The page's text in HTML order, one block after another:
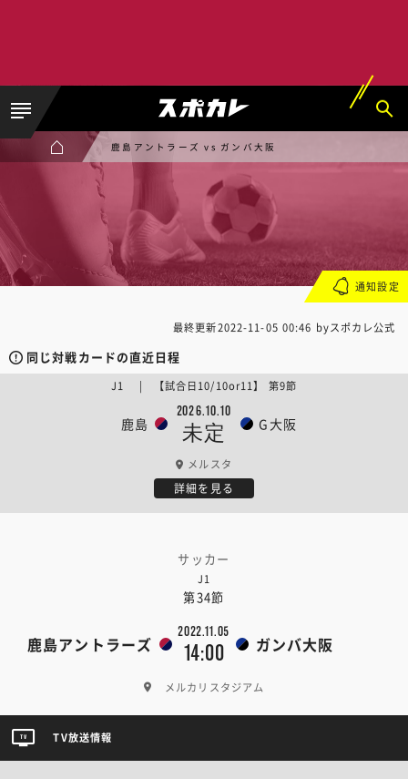
鹿島アントラーズ vs ガンバ大阪
最終更新2022-11-05 00:46 byスポカレ公式
同じ対戦カードの直近日程
鹿島
2026.10.10
未定 G大阪
J1 | 【試合日10/10or11】 第9節
メルスタ
詳細を見る
サッカー
J1
第34節
鹿島アントラーズ
2022.11.05
14:00 ガンバ大阪
メルカリスタジアム
通知設定
TV放送情報